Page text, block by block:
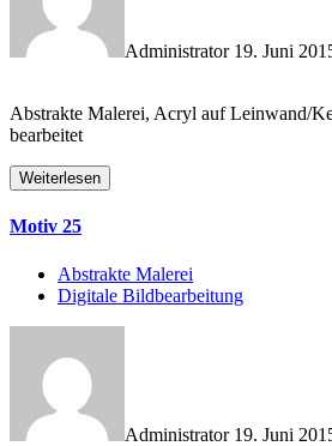
Administrator 19. Juni
Abstrakte Malerei, Acryl auf Leinwand/
bearbeitet
Weiterlesen
Motiv 25
Abstrakte Malerei
Digitale Bildbearbeitung
Administrator 19. Juni